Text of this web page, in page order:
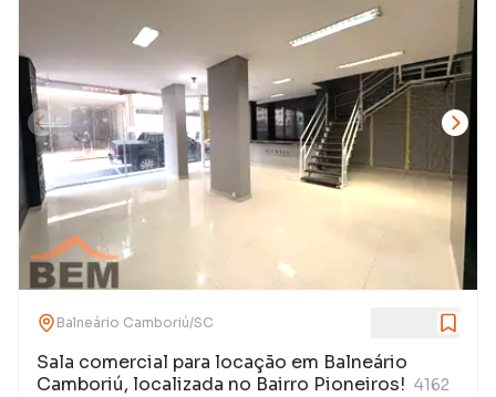
Balneário Camboriú/SC
Sala comercial para locação em Balneário
Camboriú, localizada no Bairro Pioneiros! 4162